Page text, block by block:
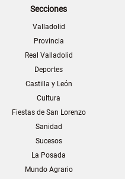
Secciones
Valladolid
Provincia
Real Valladolid
Deportes
Castilla y León
Cultura
Fiestas de San Lorenzo
Sanidad
Sucesos
La Posada
Mundo Agrario